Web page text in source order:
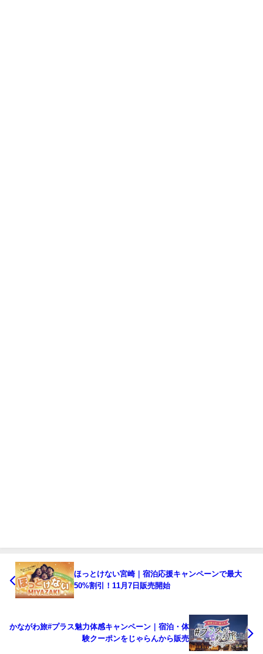
ほっとけない宮崎｜宿泊応援キャンペーンで最大
50%割引！11月7日販売開始
かながわ旅#プラス魅力体感キャンペーン｜宿泊・体
験クーポンをじゃらんから販売